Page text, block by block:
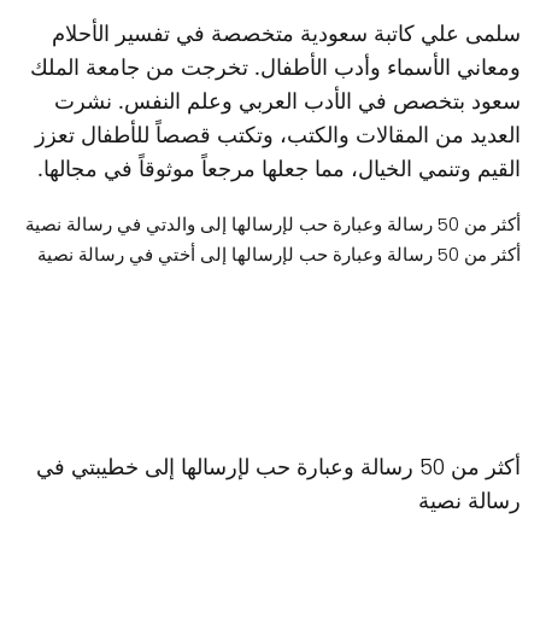
سلمى علي كاتبة سعودية متخصصة في تفسير الأحلام
ومعاني الأسماء وأدب الأطفال. تخرجت من جامعة الملك
سعود بتخصص في الأدب العربي وعلم النفس. نشرت
العديد من المقالات والكتب، وتكتب قصصاً للأطفال تعزز
القيم وتنمي الخيال، مما جعلها مرجعاً موثوقاً في مجالها.
أكثر من 50 رسالة وعبارة حب لإرسالها إلى والدتي في رسالة نصية
أكثر من 50 رسالة وعبارة حب لإرسالها إلى أختي في رسالة نصية
أكثر من 50 رسالة وعبارة حب لإرسالها إلى خطيبتي في
رسالة نصية